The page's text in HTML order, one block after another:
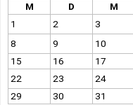
M
D M
1
2 3
8 9 10
15
16 17
22
23 24
29
30 31